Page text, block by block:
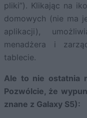
pliki”). Klikając na
domowych (nie ma
aplikacji),
menadżera i
tablecie.
Ale to nie ostatnia
Pozwólcie, że
znane z Galaxy S5):